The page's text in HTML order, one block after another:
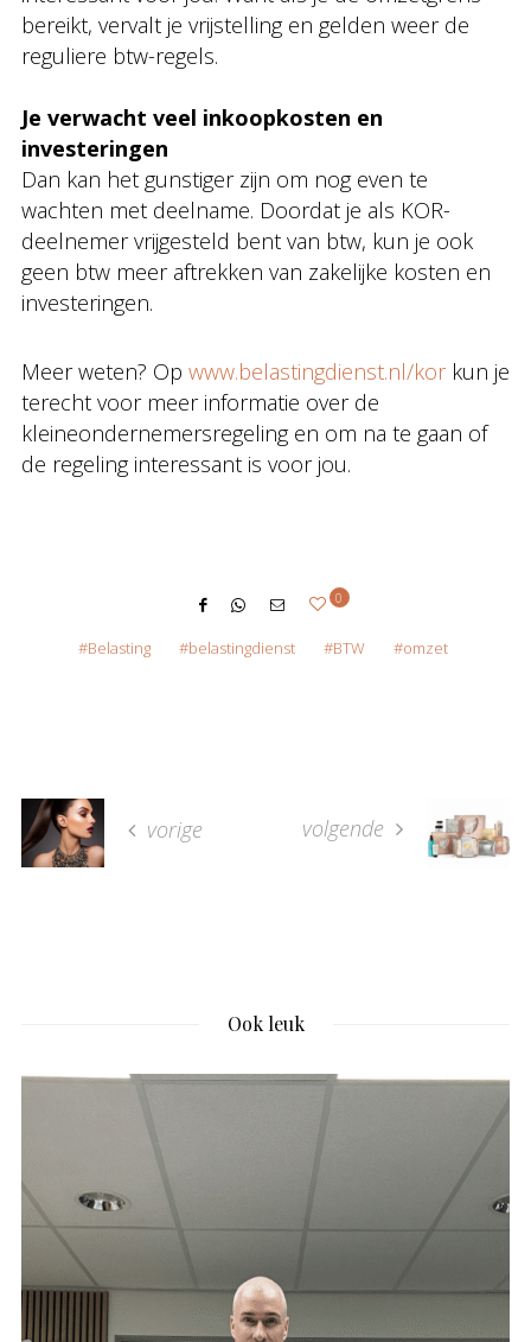
bereikt, vervalt je vrijstelling en gelden weer de
reguliere btw-regels.
Je verwacht veel inkoopkosten en
investeringen
Dan kan het gunstiger zijn om nog even te
wachten met deelname. Doordat je als KOR-
deelnemer vrijgesteld bent van btw, kun je ook
geen btw meer aftrekken van zakelijke kosten en
investeringen.
Meer weten? Op www.belastingdienst.nl/kor kun je
terecht voor meer informatie over de
kleineondernemersregeling en om na te gaan of
de regeling interessant is voor jou.
0
Belasting belastingdienst BTW omzet
vorige volgende
Ook leuk